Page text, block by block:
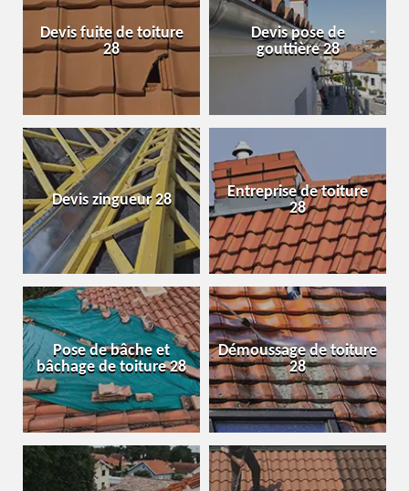
Devis fuite de toiture
28
Devis pose de
gouttière 28
Devis zingueur 28
Entreprise de toiture
28
Pose de bâche et
bâchage de toiture 28
Démoussage de toiture
28